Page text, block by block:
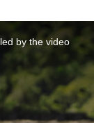
by the video